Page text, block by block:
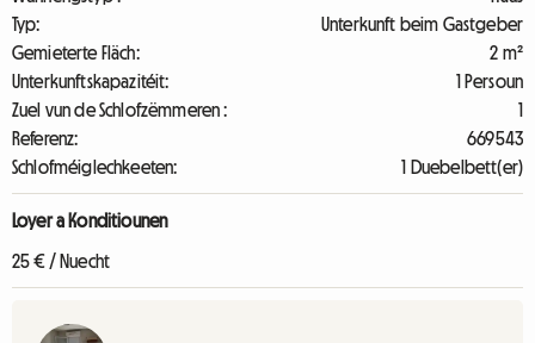
Typ:
Unterkunft beim Gastgeber
Gemieterte Fläch:
2 m²
Unterkunftskapazitéit:
1 Persoun
Zuel vun de Schlofzëmmeren :
1
Referenz:
669543
Schlofméiglechkeeten:
1 Duebelbett(er)
Loyer a Konditiounen
25 € / Nuecht